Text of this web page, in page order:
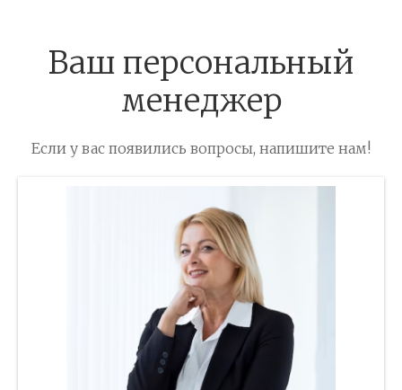
Ваш персональный
менеджер
Если у вас появились вопросы, напишите нам!